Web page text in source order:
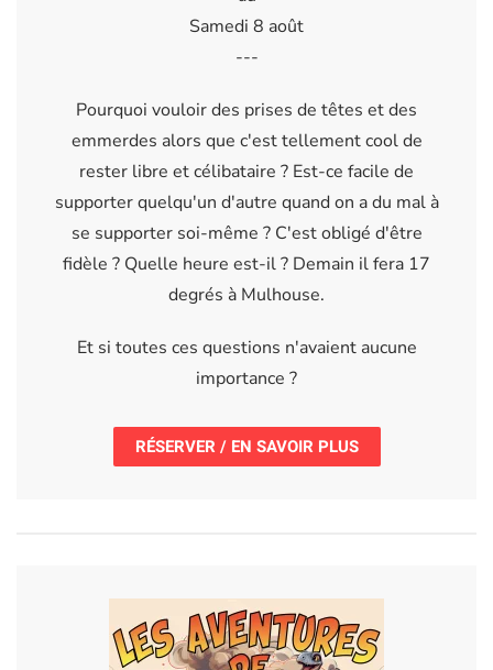
Samedi 8 août
---
Pourquoi vouloir des prises de têtes et des
emmerdes alors que c'est tellement cool de
rester libre et célibataire ? Est-ce facile de
supporter quelqu'un d'autre quand on a du mal à
se supporter soi-même ? C'est obligé d'être
fidèle ? Quelle heure est-il ? Demain il fera 17
degrés à Mulhouse.
Et si toutes ces questions n'avaient aucune
importance ?
RÉSERVER / EN SAVOIR PLUS